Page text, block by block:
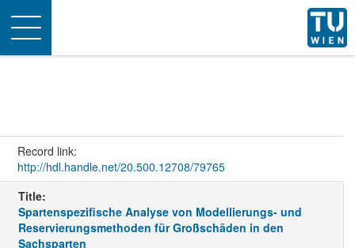
Toggle
navigation
Record link:
http://hdl.handle.net/20.500.12708/79765
Title:
Spartenspezifische Analyse von Modellierungs- und
Reservierungsmethoden für Großschäden in den
Sachsparten